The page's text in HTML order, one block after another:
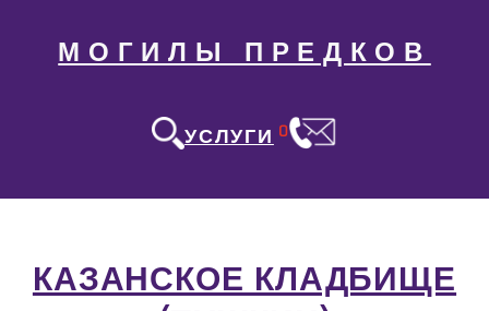
МОГИЛЫ ПРЕДКОВ
УСЛУГИ 0
КАЗАНСКОЕ КЛАДБИЩЕ